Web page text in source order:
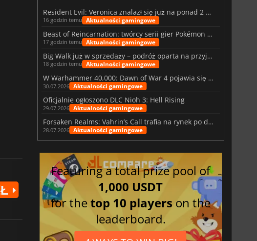
Resident Evil: Veronica znalazł się już na ponad 2 milionach list życzeń
16 godzin temu Aktualności gamingowe
Beast of Reincarnation: twórcy serii gier Pokémon wkraczają na nową ścieżkę
17 godzin temu Aktualności gamingowe
Big Walk już w sprzedaży – podróż oparta na przyjaźni
18 godzin temu Aktualności gamingowe
W Warhammer 40,000: Dawn of War 4 pojawia się frakcja Nekronów
30.07.2026 Aktualności gamingowe
Oficjalnie ogłoszono DLC Nioh 3: Hell Rising
29.07.2026 Aktualności gamingowe
Forsaken Realms: Vahrin’s Call trafia na rynek po dziesięciu latach prac
28.07.2026 Aktualności gamingowe
Featuring a total prize pool of
1,000 USDT
for thetop 10 players on the
leaderboard.